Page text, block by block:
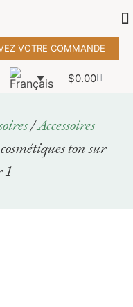
VOTRE COMMANDE
$0.00
/Accessoires
ton sur
1